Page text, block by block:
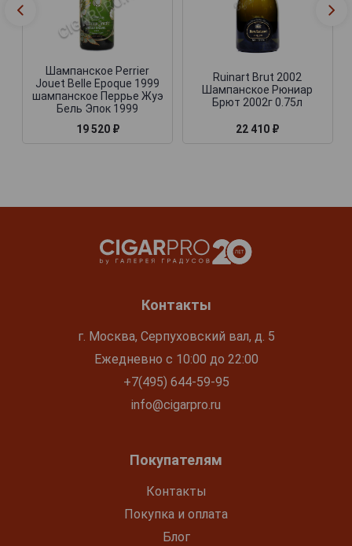
Шампанское Perrier
Jouet Belle Epoque 1999
шампанское Перрье Жуэ
Бель Эпок 1999
19 520 ₽
Ruinart Brut 2002
Шампанское Рюниар
Брют 2002г 0.75л
22 410 ₽
Контакты
г. Москва, Серпуховский вал, д. 5
Ежедневно с 10:00 до 22:00
+7(495) 644-59-95
info@cigarpro.ru
Покупателям
Контакты
Покупка и оплата
Блог